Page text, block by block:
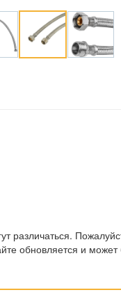
различаться.
обновляется и